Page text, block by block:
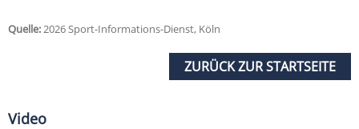
Quelle:2026 Sport-Informations-Dienst, Köln
ZURÜCK ZUR STARTSEITE
Video